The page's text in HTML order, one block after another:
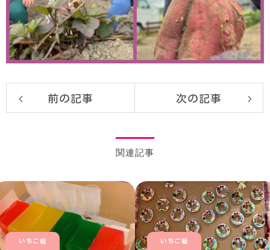
前の記事 次の記事
関連記事
いちご組 いちご組